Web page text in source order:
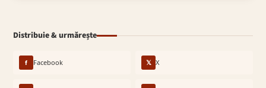
Distribuie & urmărește
f Facebook 𝕏 X